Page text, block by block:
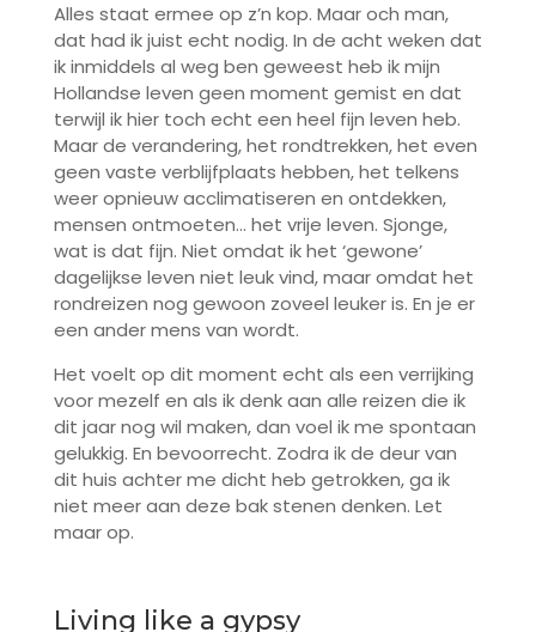
Alles staat ermee op z’n kop. Maar och man,
dat had ik juist echt nodig. In de acht weken dat
ik inmiddels al weg ben geweest heb ik mijn
Hollandse leven geen moment gemist en dat
terwijl ik hier toch echt een heel fijn leven heb.
Maar de verandering, het rondtrekken, het even
geen vaste verblijfplaats hebben, het telkens
weer opnieuw acclimatiseren en ontdekken,
mensen ontmoeten… het vrije leven. Sjonge,
wat is dat fijn. Niet omdat ik het ‘gewone’
dagelijkse leven niet leuk vind, maar omdat het
rondreizen nog gewoon zoveel leuker is. En je er
een ander mens van wordt.
Het voelt op dit moment echt als een verrijking
voor mezelf en als ik denk aan alle reizen die ik
dit jaar nog wil maken, dan voel ik me spontaan
gelukkig. En bevoorrecht. Zodra ik de deur van
dit huis achter me dicht heb getrokken, ga ik
niet meer aan deze bak stenen denken. Let
maar op.
Living like a gypsy